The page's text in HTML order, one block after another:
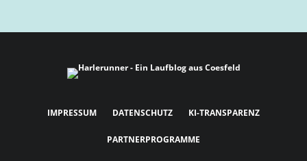
IMPRESSUM DATENSCHUTZ KI-TRANSPARENZ
PARTNERPROGRAMME